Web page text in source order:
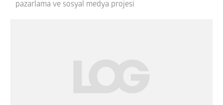
pazarlama ve sosyal medya projesi